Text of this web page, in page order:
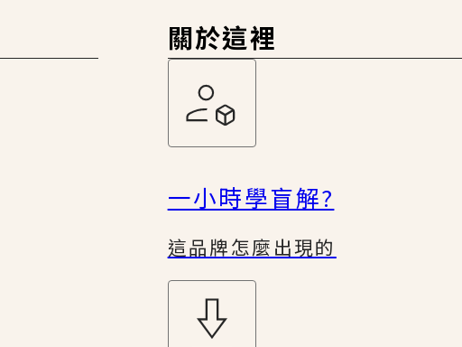
關於這裡
一小時學盲解?
這品牌怎麼出現的